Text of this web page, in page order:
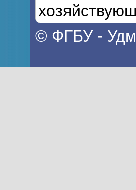
© ФГБУ -